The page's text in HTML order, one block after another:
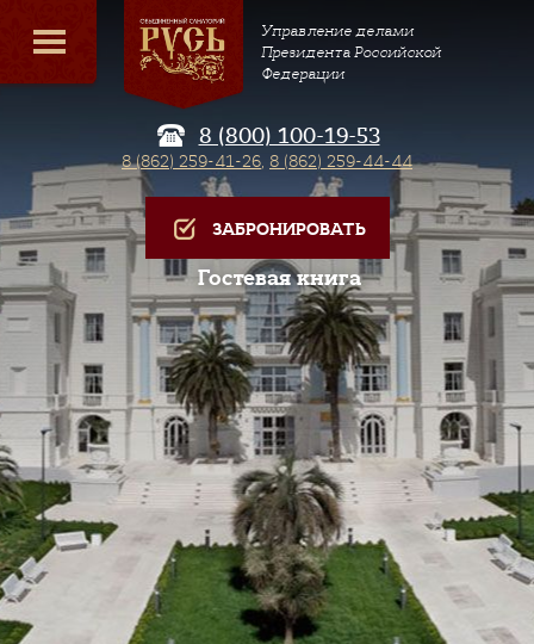
Управление делами
Президента Российской
Федерации
8 (800) 100-19-53
8 (862) 259-41-26, 8 (862) 259-44-44
ЗАБРОНИРОВАТЬ
Гостевая книга